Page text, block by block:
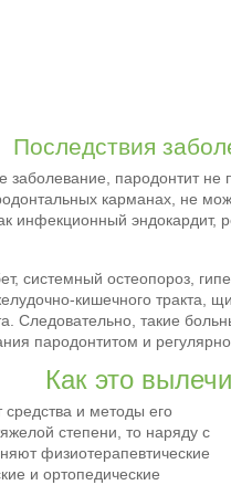
Последствия
заболевание, пародонтит
карманах, не
инфекционный эндокардит,
системный остеопороз,
кишечного тракта,
Следовательно, такие
пародонтитом и
Как это
и методы его
степени, то наряду с
физиотерапевтические
и ортопедические